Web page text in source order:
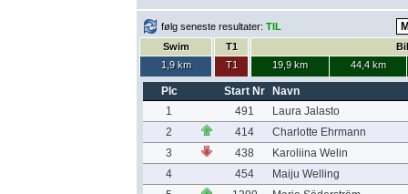
følg seneste resultater: TIL
Swim
1,9 km
T1
T1
19,9 km
44,4 km
Plc Start Nr
Navn
1
491
Laura Jalasto
2
414
Charlotte Ehrmann
3
438
Karoliina Welin
4
454
Maiju Welling